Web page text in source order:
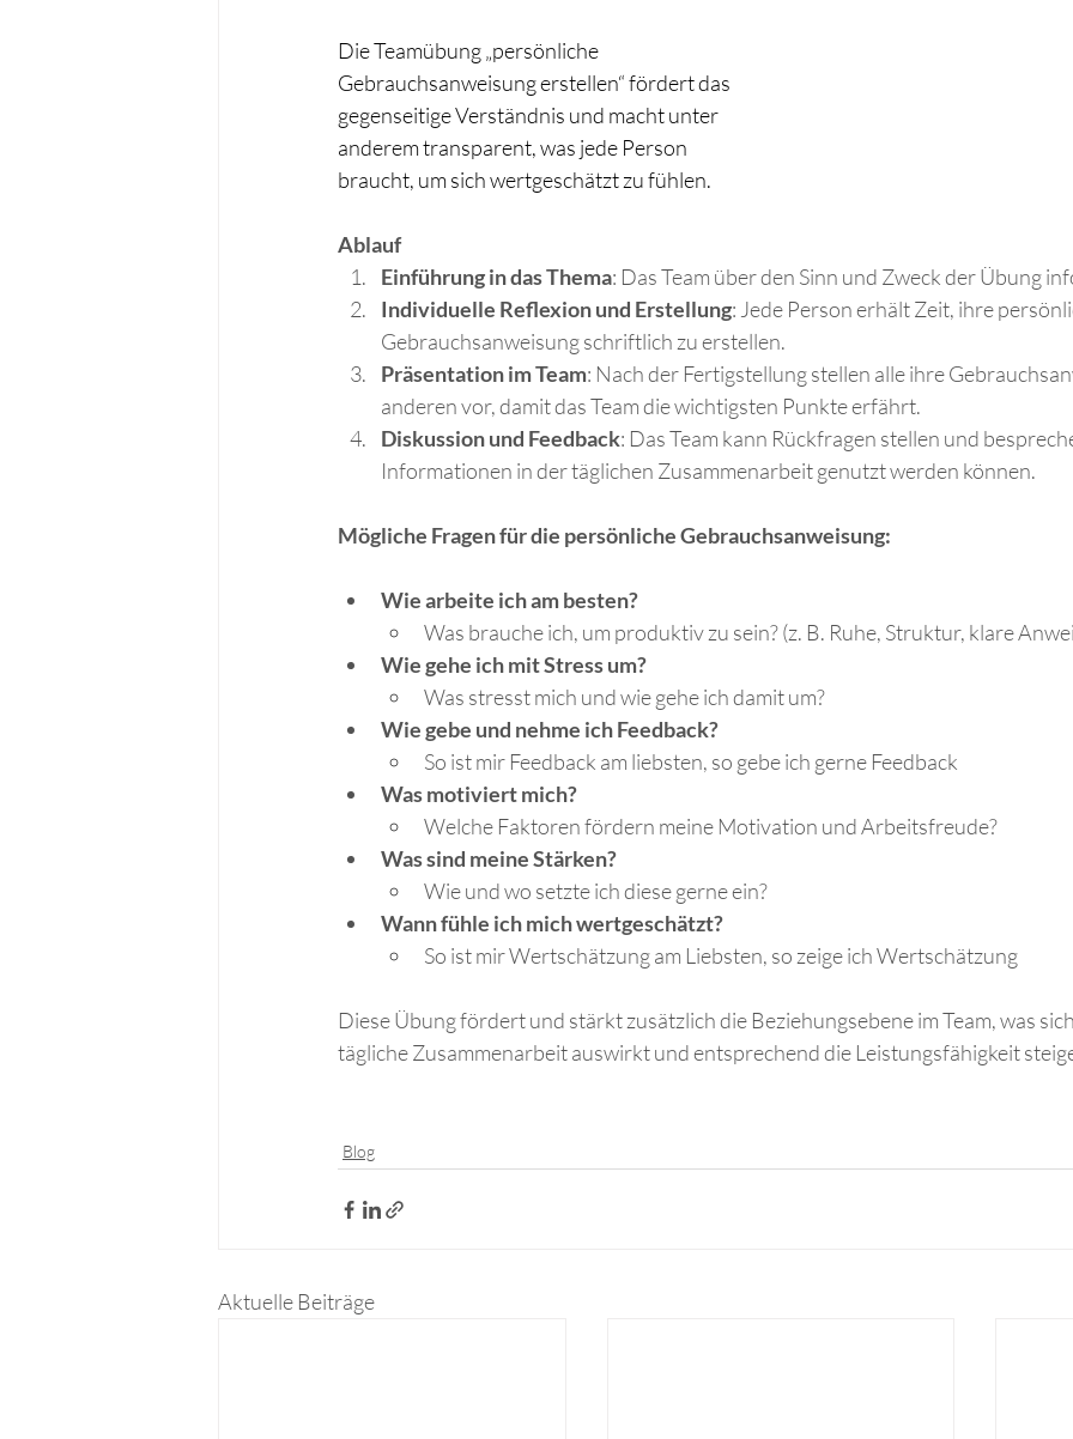
Die Teamübung „persönliche
Gebrauchsanweisung erstellen“ fördert das
gegenseitige Verständnis und macht unter
anderem transparent, was jede Person
braucht, um sich wertgeschätzt zu fühlen.
Ablauf
Einführung in das Thema: Das Team über den Sinn und Zweck der Übung
Individuelle Reflexion und Erstellung: Jede Person erhält Zeit, ihre
Gebrauchsanweisung schriftlich zu erstellen.
Präsentation im Team: Nach der Fertigstellung stellen alle ihre
anderen vor, damit das Team die wichtigsten Punkte erfährt.
Diskussion und Feedback: Das Team kann Rückfragen stellen und
Informationen in der täglichen Zusammenarbeit genutzt werden können.
Mögliche Fragen für die persönliche Gebrauchsanweisung:
Wie arbeite ich am besten?
Was brauche ich, um produktiv zu sein? (z. B. Ruhe, Struktur, klare
Wie gehe ich mit Stress um?
Was stresst mich und wie gehe ich damit um?
Wie gebe und nehme ich Feedback?
So ist mir Feedback am liebsten, so gebe ich gerne Feedback
Was motiviert mich?
Welche Faktoren fördern meine Motivation und Arbeitsfreude?
Was sind meine Stärken?
Wie und wo setzte ich diese gerne ein?
Wann fühle ich mich wertgeschätzt?
So ist mir Wertschätzung am Liebsten, so zeige ich Wertschätzung
Diese Übung fördert und stärkt zusätzlich die Beziehungsebene im Team, was
tägliche Zusammenarbeit auswirkt und entsprechend die Leistungsfähigkeit
Blog
Aktuelle Beiträge